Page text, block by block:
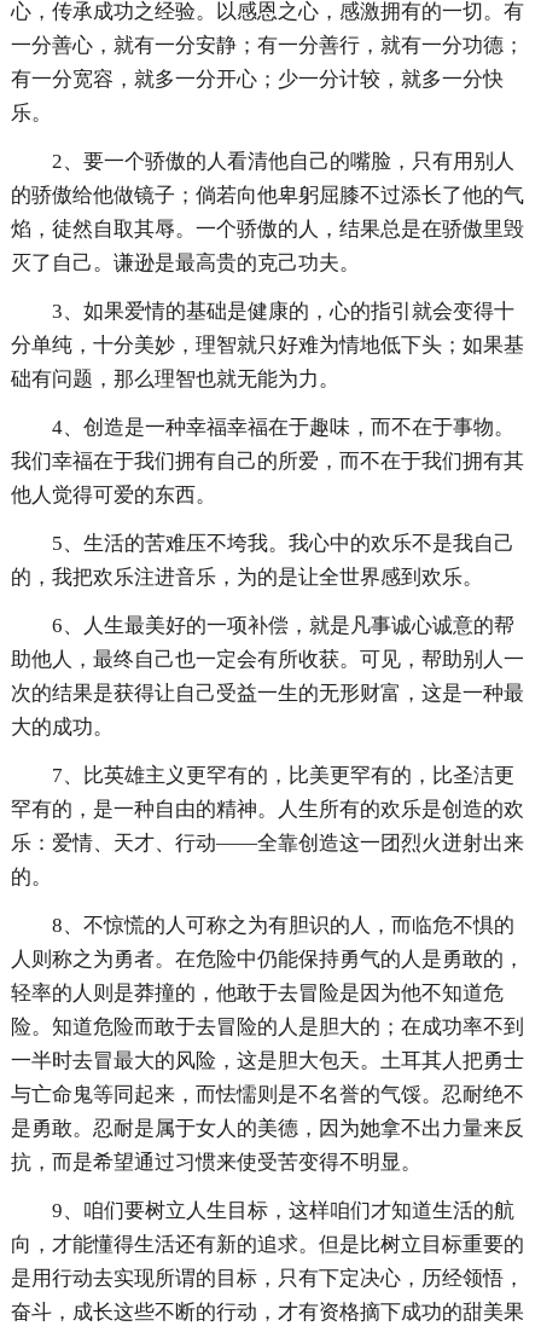
心，传承成功之经验。以感恩之心，感激拥有的一切。有
一分善心，就有一分安静；有一分善行，就有一分功德；
有一分宽容，就多一分开心；少一分计较，就多一分快
乐。
2、要一个骄傲的人看清他自己的嘴脸，只有用别人
的骄傲给他做镜子；倘若向他卑躬屈膝不过添长了他的气
焰，徒然自取其辱。一个骄傲的人，结果总是在骄傲里毁
灭了自己。谦逊是最高贵的克己功夫。
3、如果爱情的基础是健康的，心的指引就会变得十
分单纯，十分美妙，理智就只好难为情地低下头；如果基
础有问题，那么理智也就无能为力。
4、创造是一种幸福幸福在于趣味，而不在于事物。
我们幸福在于我们拥有自己的所爱，而不在于我们拥有其
他人觉得可爱的东西。
5、生活的苦难压不垮我。我心中的欢乐不是我自己
的，我把欢乐注进音乐，为的是让全世界感到欢乐。
6、人生最美好的一项补偿，就是凡事诚心诚意的帮
助他人，最终自己也一定会有所收获。可见，帮助别人一
次的结果是获得让自己受益一生的无形财富，这是一种最
大的成功。
7、比英雄主义更罕有的，比美更罕有的，比圣洁更
罕有的，是一种自由的精神。人生所有的欢乐是创造的欢
乐：爱情、天才、行动——全靠创造这一团烈火迸射出来
的。
8、不惊慌的人可称之为有胆识的人，而临危不惧的
人则称之为勇者。在危险中仍能保持勇气的人是勇敢的，
轻率的人则是莽撞的，他敢于去冒险是因为他不知道危
险。知道危险而敢于去冒险的人是胆大的；在成功率不到
一半时去冒最大的风险，这是胆大包天。土耳其人把勇士
与亡命鬼等同起来，而怯懦则是不名誉的气馁。忍耐绝不
是勇敢。忍耐是属于女人的美德，因为她拿不出力量来反
抗，而是希望通过习惯来使受苦变得不明显。
9、咱们要树立人生目标，这样咱们才知道生活的航
向，才能懂得生活还有新的追求。但是比树立目标重要的
是用行动去实现所谓的目标，只有下定决心，历经领悟，
奋斗，成长这些不断的行动，才有资格摘下成功的甜美果